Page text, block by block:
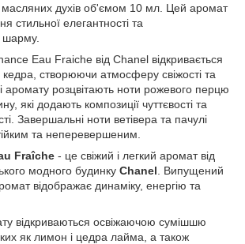
духів об'ємом 10 мл. Цей аромат
стильної елегантності та
шарму.
Eau Fraiche від Chanel відкривається
створюючи атмосферу свіжості та
аромату розцвітають ноти рожевого перцю
які додають композиції чуттєвості та
Завершальні ноти ветівера та пачулі
та неперевершеним.
Fraîche - це свіжий і легкий аромат від
модного будинку Chanel . Випущений
відображає динаміку, енергію та
відкриваються освіжаючою сумішшю
як лимон і цедра лайма, а також